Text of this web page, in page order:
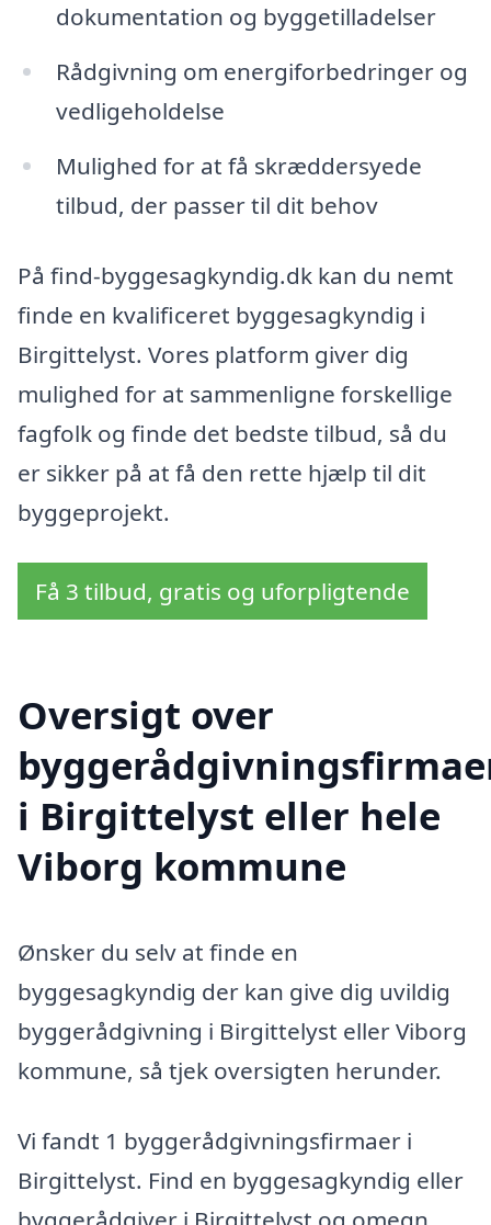
dokumentation og byggetilladelser
Rådgivning om energiforbedringer og
vedligeholdelse
Mulighed for at få skræddersyede
tilbud, der passer til dit behov
På find-byggesagkyndig.dk kan du nemt
finde en kvalificeret byggesagkyndig i
Birgittelyst. Vores platform giver dig
mulighed for at sammenligne forskellige
fagfolk og finde det bedste tilbud, så du
er sikker på at få den rette hjælp til dit
byggeprojekt.
Få 3 tilbud, gratis og uforpligtende
Oversigt over
i Birgittelyst eller hele
Viborg kommune
Ønsker du selv at finde en
byggesagkyndig der kan give dig uvildig
byggerådgivning i Birgittelyst eller Viborg
kommune, så tjek oversigten herunder.
Vi fandt 1 byggerådgivningsfirmaer i
Birgittelyst. Find en byggesagkyndig eller